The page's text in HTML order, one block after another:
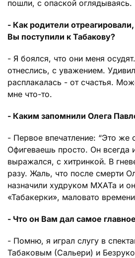
пошли, с опаской оглядываясь.
- Как родители
Вы поступили к Табакову?
- Я боялся, что они меня
отнеслись, с уважением.
расплакалась - от счастья.
мне что-то.
- Каким запомнили Олега
- Первое впечатление: “Это же
Офигеваешь просто. Он всегда
выражался, с хитринкой. В
разу. Жаль, что после смерти
назначили худруком МХАТа и
«Табакерки», маловато
- Что он Вам дал самое
- Помню, я играл слугу в
Табаковым (Сальери) и